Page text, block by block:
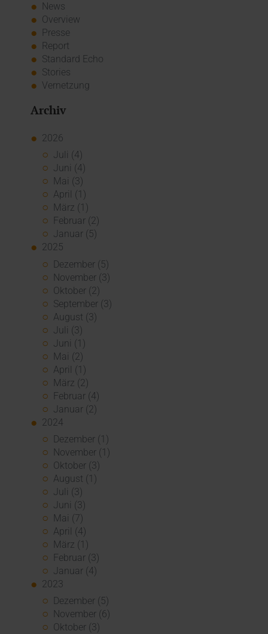
News
Overview
Presse
Report
Standard Echo
Stories
Vernetzung
Archiv
2026
Juli (4)
Juni (4)
Mai (3)
April (1)
März (1)
Februar (2)
Januar (5)
2025
Dezember (5)
November (3)
Oktober (2)
September (3)
August (3)
Juli (3)
Juni (1)
Mai (2)
April (1)
März (2)
Februar (4)
Januar (2)
2024
Dezember (1)
November (1)
Oktober (3)
August (1)
Juli (3)
Juni (3)
Mai (7)
April (4)
März (1)
Februar (3)
Januar (4)
2023
Dezember (5)
November (6)
Oktober (3)